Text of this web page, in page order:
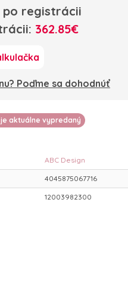
registrácii
362.85€
Poďme sa dohodnúť
aktuálne vypredaný
ABC Design
4045875067716
12003982300